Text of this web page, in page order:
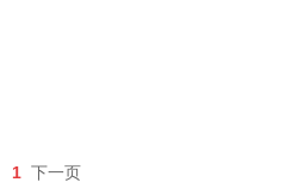
1 下一页